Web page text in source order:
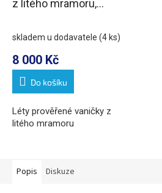
z litého mramoru,
skladem u dodavatele (4 ks)
8 000 Kč
Do košíku
Léty prověřené vaničky z
litého mramoru
Popis Diskuze